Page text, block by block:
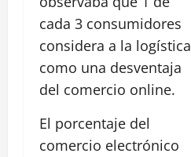
cada 3 consumidores
considera a la logística
como una desventaja
del comercio online.
El porcentaje del
comercio electrónico